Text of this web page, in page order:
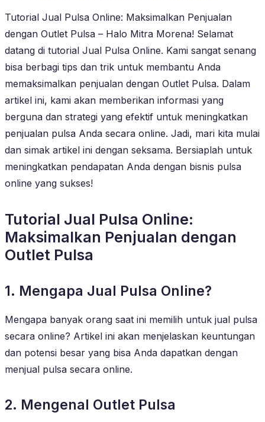
Tutorial Jual Pulsa Online: Maksimalkan Penjualan
dengan Outlet Pulsa – Halo Mitra Morena! Selamat
datang di tutorial Jual Pulsa Online. Kami sangat senang
bisa berbagi tips dan trik untuk membantu Anda
memaksimalkan penjualan dengan Outlet Pulsa. Dalam
artikel ini, kami akan memberikan informasi yang
berguna dan strategi yang efektif untuk meningkatkan
penjualan pulsa Anda secara online. Jadi, mari kita mulai
dan simak artikel ini dengan seksama. Bersiaplah untuk
meningkatkan pendapatan Anda dengan bisnis pulsa
online yang sukses!
Tutorial Jual Pulsa Online:
Maksimalkan Penjualan dengan
Outlet Pulsa
1. Mengapa Jual Pulsa Online?
Mengapa banyak orang saat ini memilih untuk jual pulsa
secara online? Artikel ini akan menjelaskan keuntungan
dan potensi besar yang bisa Anda dapatkan dengan
menjual pulsa secara online.
2. Mengenal Outlet Pulsa